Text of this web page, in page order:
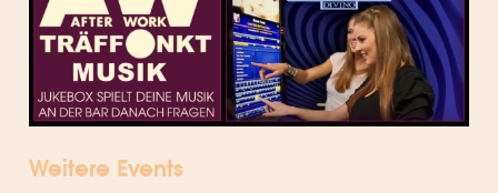
Weitere Events